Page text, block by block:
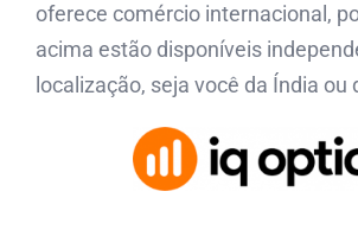
oferece comércio internacional,
acima estão disponíveis
localização, seja você da Índia ou